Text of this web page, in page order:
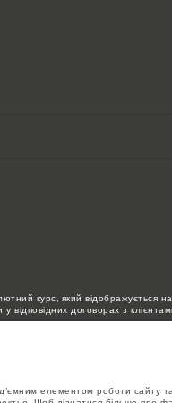
курс, який відображується
договорах з
через обмеження виробництва.
автомобілів. Це дуже
елементом роботи сайту